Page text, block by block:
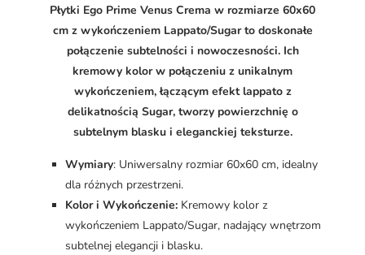
Płytki Ego Prime Venus Crema w rozmiarze 60x60
cm z wykończeniem Lappato/Sugar to doskonałe
połączenie subtelności i nowoczesności. Ich
kremowy kolor w połączeniu z unikalnym
wykończeniem, łączącym efekt lappato z
delikatnością Sugar, tworzy powierzchnię o
subtelnym blasku i eleganckiej teksturze.
Wymiary: Uniwersalny rozmiar 60x60 cm, idealny
dla różnych przestrzeni.
Kolor i Wykończenie: Kremowy kolor z
wykończeniem Lappato/Sugar, nadający wnętrzom
subtelnej elegancji i blasku.